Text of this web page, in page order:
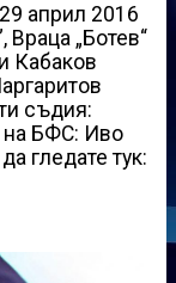
април 2016
Враца „Ботев“
Кабаков
съдия:
на БФС: Иво
гледате тук: